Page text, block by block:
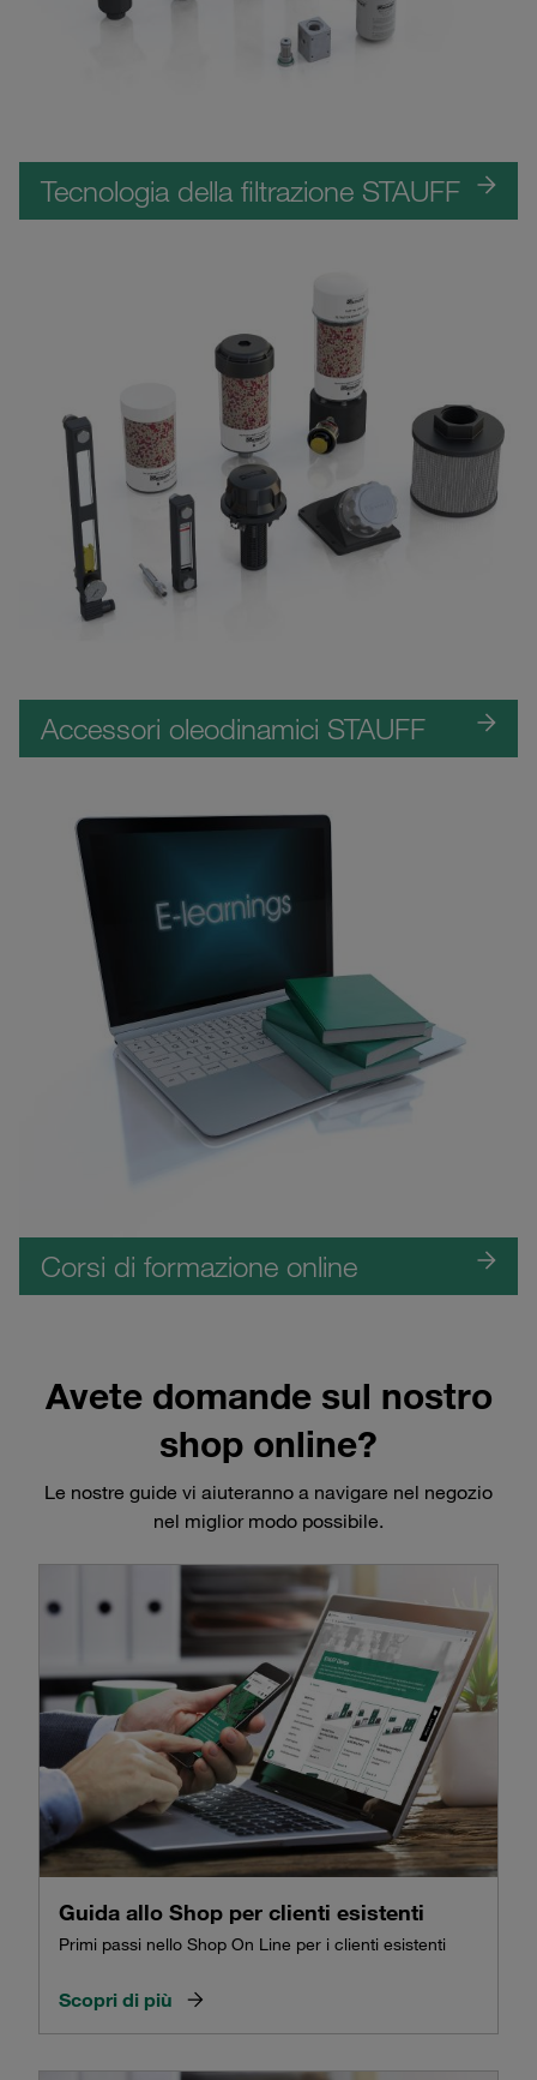
Tecnologia della filtrazione STAUFF
Accessori oleodinamici STAUFF
Corsi di formazione online
Avete domande sul nostro
shop online?
Le nostre guide vi aiuteranno a navigare nel negozio
nel miglior modo possibile.
Guida allo Shop per clienti esistenti
Primi passi nello Shop On Line per i clienti esistenti
Scopri di più